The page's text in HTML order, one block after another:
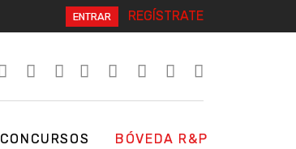
ENTRAR REGÍSTRATE
CONCURSOS BÓVEDA R&P